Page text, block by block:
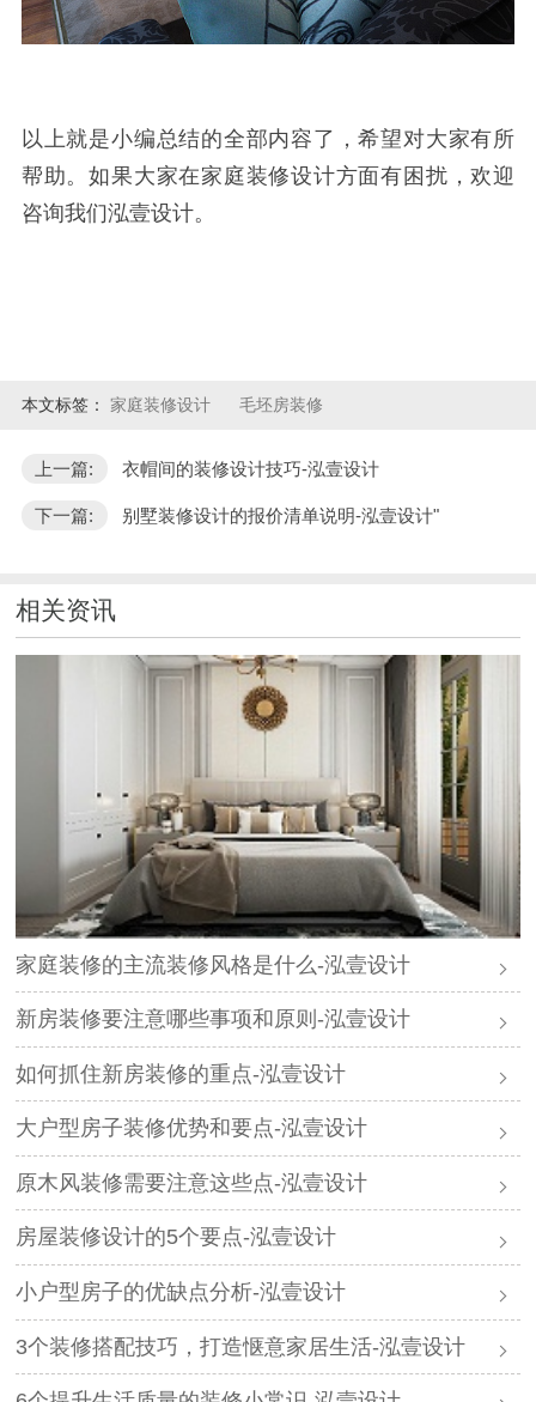
以上就是小编总结的全部内容了，希望对大家有所
帮助。如果大家在家庭装修设计方面有困扰，欢迎
咨询我们泓壹设计。
本文标签： 家庭装修设计 毛坯房装修
上一篇: 衣帽间的装修设计技巧-泓壹设计
下一篇: 别墅装修设计的报价清单说明-泓壹设计"
相关资讯
家庭装修的主流装修风格是什么-泓壹设计
新房装修要注意哪些事项和原则-泓壹设计
如何抓住新房装修的重点-泓壹设计
大户型房子装修优势和要点-泓壹设计
原木风装修需要注意这些点-泓壹设计
房屋装修设计的5个要点-泓壹设计
小户型房子的优缺点分析-泓壹设计
3个装修搭配技巧，打造惬意家居生活-泓壹设计